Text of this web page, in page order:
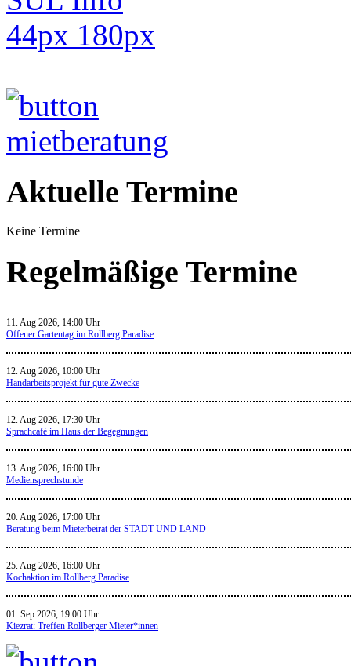
Aktuelle Termine
Keine Termine
Regelmäßige Termine
11. Aug 2026, 14:00 Uhr
Offener Gartentag im Rollberg Paradise
12. Aug 2026, 10:00 Uhr
Handarbeitsprojekt für gute Zwecke
12. Aug 2026, 17:30 Uhr
Sprachcafé im Haus der Begegnungen
13. Aug 2026, 16:00 Uhr
Mediensprechstunde
20. Aug 2026, 17:00 Uhr
Beratung beim Mieterbeirat der STADT UND LAND
25. Aug 2026, 16:00 Uhr
Kochaktion im Rollberg Paradise
01. Sep 2026, 19:00 Uhr
Kiezrat: Treffen Rollberger Mieter*innen